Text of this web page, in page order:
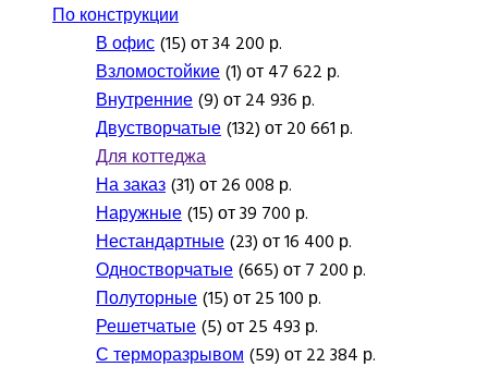
По конструкции
В офис(15) от 34 200 р.
Взломостойкие(1) от 47 622 р.
Внутренние(9) от 24 936 р.
Двустворчатые(132) от 20 661 р.
Для коттеджа
На заказ(31) от 26 008 р.
Наружные(15) от 39 700 р.
Нестандартные(23) от 16 400 р.
Одностворчатые(665) от 7 200 р.
Полуторные(15) от 25 100 р.
Решетчатые(5) от 25 493 р.
С терморазрывом(59) от 22 384 р.